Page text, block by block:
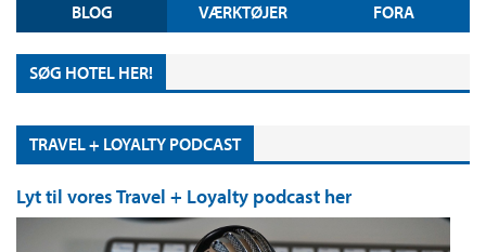
BLOG VÆRKTØJER FORA
SØG HOTEL HER!
TRAVEL + LOYALTY PODCAST
Lyt til vores Travel + Loyalty podcast her